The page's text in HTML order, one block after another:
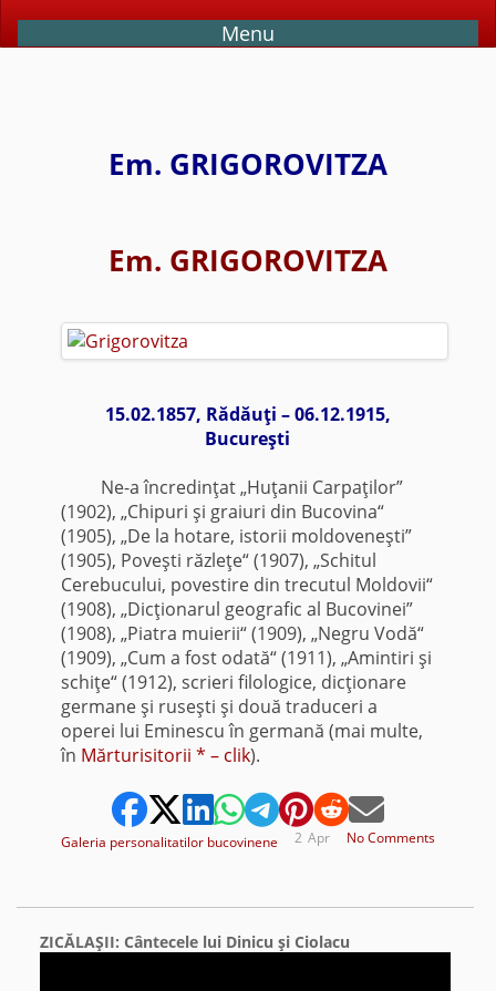
Menu
Em. GRIGOROVITZA
Em. GRIGOROVITZA
15.02.1857, Rădăuţi – 06.12.1915,
Bucureşti
Ne-a încredinţat „Huţanii Carpaţilor”
(1902), „Chipuri şi graiuri din Bucovina“
(1905), „De la hotare, istorii moldoveneşti”
(1905), Poveşti răzleţe“ (1907), „Schitul
Cerebucului, povestire din trecutul Moldovii“
(1908), „Dicţionarul geografic al Bucovinei”
(1908), „Piatra muierii“ (1909), „Negru Vodă“
(1909), „Cum a fost odată“ (1911), „Amintiri şi
schiţe“ (1912), scrieri filologice, dicţionare
germane şi ruseşti şi două traduceri a
operei lui Eminescu în germană (mai multe,
în Mărturisitorii * – clik).
Galeria personalitatilor bucovinene No Comments
Apr
2
ZICĂLAŞII: Cântecele lui Dinicu şi Ciolacu